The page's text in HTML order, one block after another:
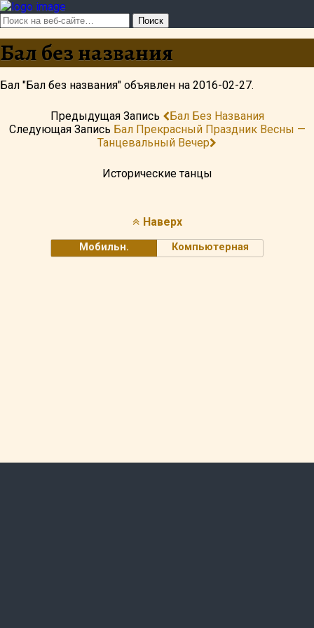
Бал без названия
Бал "Бал без названия" объявлен на 2016-02-27.
Предыдущая Запись
Бал Без Названия
Следующая Запись Бал Прекрасный Праздник Весны —
Танцевальный Вечер
Исторические танцы
Наверх
Мобильн. Компьютерная